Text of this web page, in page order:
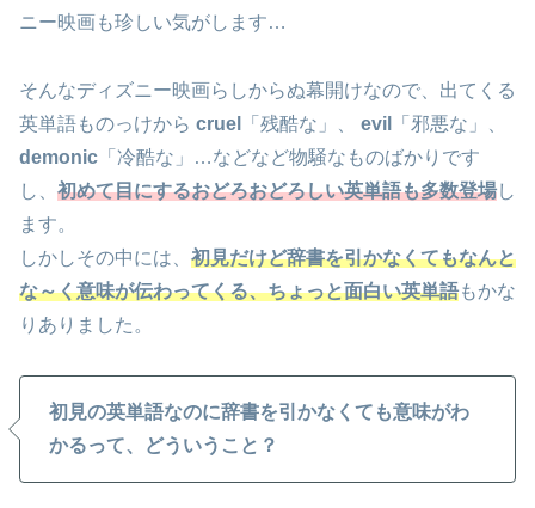
ニー映画も珍しい気がします…
そんなディズニー映画らしからぬ幕開けなので、出てくる
英単語ものっけから cruel 「残酷な」、 evil
「邪悪な」、
demonic 「冷酷な」…などなど物騒なものばかりです
し、 初めて目にするおどろおどろしい英単語も多数登場し
ます。
しかしその中には、 初見だけど辞書を引かなくてもなんと
な～く意味が伝わってくる、ちょっと面白い英単語もかな
りありました。
初見の英単語なのに辞書を引かなくても意味がわ
かるって、どういうこと？